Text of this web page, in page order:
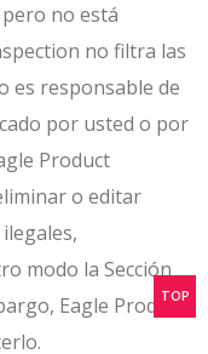
no está
no filtra las
es responsable de
por usted o por
Product
o editar
modo la Sección
Eagle Product
TOP